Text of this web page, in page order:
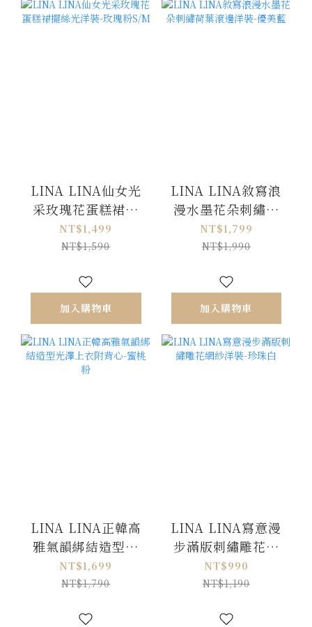
LINA LINA仙女光
采玫瑰花蛋糕裙擺
絲光洋裝-玫瑰粉
S/M
NT$1,499
NT$1,590
加入購物車
LINA LINA敘寫浪
漫水墨花朵刺繡荷
葉滾邊洋裝-優美藍
NT$1,799
NT$1,990
加入購物車
LINA LINA正韓高
雅氣韻綁結造型光
澤上衣附背心-蜜桃
粉
NT$1,699
NT$1,790
LINA LINA寫意漫
步滿版刺繡雕花網
紗洋裝-珍珠白
NT$990
NT$1,190